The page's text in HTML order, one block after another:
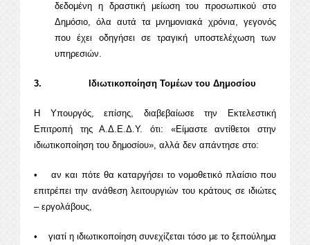
δεδομένη η δραστική μείωση του προσωπικού στο
Δημόσιο, όλα αυτά τα μνημονιακά χρόνια, γεγονός
που έχει οδηγήσει σε τραγική υποστελέχωση των
υπηρεσιών.
3. Ιδιωτικοποίηση Τομέων του Δημοσίου
Η Υπουργός, επίσης, διαβεβαίωσε την Εκτελεστική
Επιτροπή της Α.Δ.Ε.Δ.Υ. ότι: «Είμαστε αντίθετοι στην
ιδιωτικοποίηση του δημοσίου», αλλά δεν απάντησε στο:
• αν και πότε θα καταργήσει το νομοθετικό πλαίσιο που
επιτρέπει την ανάθεση λειτουργιών του κράτους σε ιδιώτες
– εργολάβους,
• γιατί η ιδιωτικοποίηση συνεχίζεται τόσο με το ξεπούλημα